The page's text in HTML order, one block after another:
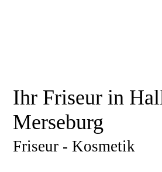
Ihr Friseur in
Merseburg
Friseur - Kosmetik